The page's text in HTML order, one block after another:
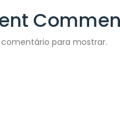
para mostrar.